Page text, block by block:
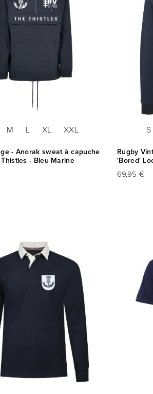
M L XL XXL
- Anorak sweat à capuche
- Bleu Marine
S
Rugby
'Bored'
69,95 €